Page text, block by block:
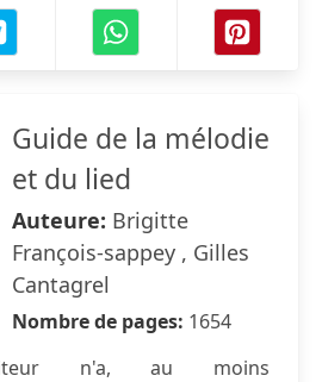
Guide de la mélodie
et du lied
Auteure: Brigitte
François-sappey , Gilles
Cantagrel
Nombre de pages: 1654
n'a, au moins